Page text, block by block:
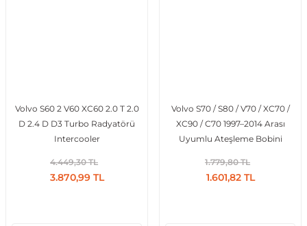
Volvo S60 2 V60 XC60 2.0 T 2.0
D 2.4 D D3 Turbo Radyatörü
Intercooler
4.449,30 TL
3.870,99 TL
Volvo S70 / S80 / V70 / XC70 /
XC90 / C70 1997–2014 Arası
Uyumlu Ateşleme Bobini
1.779,80 TL
1.601,82 TL